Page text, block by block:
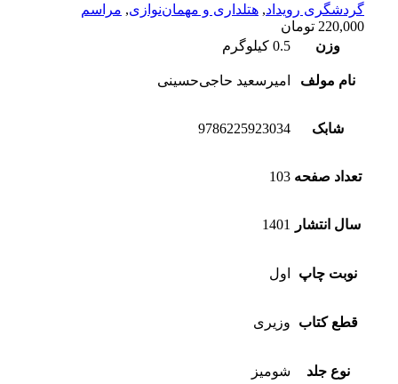
گردشگری رویداد, هتلداری و مهمان‌نوازی, مراسم
220,000 تومان
وزن
0.5 کیلوگرم
نام مولف امیرسعید حاجی‌حسینی
شابک 9786225923034
تعداد صفحه 103
سال انتشار 1401
نوبت چاپ اول
قطع کتاب وزیری
نوع جلد شومیز